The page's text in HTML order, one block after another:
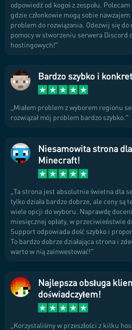
odpowiedź od kogoś z zespołu. Polecam
gdzie członkowie mogą sobie
problem do rozwiązania. Odezwij się
pomocy w stworzeniu serwera Discord
hostingowych!
Bardzo szybko i
Miałem problem z wyborem regionu
rozwiązał mój problem bardzo szybko.
Niesamowita strona
Minecraft!
Ta strona jest absolutnie świetna dla
tylko działa bardzo dobrze, ale ceny są
wiele opcji do wyboru. Naprawdę
miesięcznej opłaty, w przeciwieństwie
Support odpowiada dość szybko i
To bardzo dobrze działająca strona i
warto w nią zainwestować!
Najlepsza obsługa
doświadczyłem!
Korzystaliśmy w przeszłości z kilku